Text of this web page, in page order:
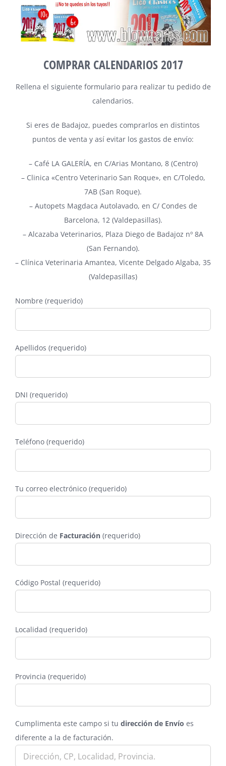
COMPRAR CALENDARIOS 2017
Rellena el siguiente formulario para realizar tu pedido de
calendarios.
Si eres de Badajoz, puedes comprarlos en distintos
puntos de venta y así evitar los gastos de envío:
– Café LA GALERÍA, en C/Arias Montano, 8 (Centro)
– Clinica «Centro Veterinario San Roque», en C/Toledo,
7AB (San Roque).
– Autopets Magdaca Autolavado, en C/ Condes de
Barcelona, 12 (Valdepasillas).
– Alcazaba Veterinarios, Plaza Diego de Badajoz nº 8A
(San Fernando).
– Clínica Veterinaria Amantea, Vicente Delgado Algaba, 35
(Valdepasillas)
Nombre (requerido)
Apellidos (requerido)
DNI (requerido)
Teléfono (requerido)
Tu correo electrónico (requerido)
Dirección de Facturación (requerido)
Código Postal (requerido)
Localidad (requerido)
Provincia (requerido)
Cumplimenta este campo si tu dirección de Envío es
diferente a la de facturación.